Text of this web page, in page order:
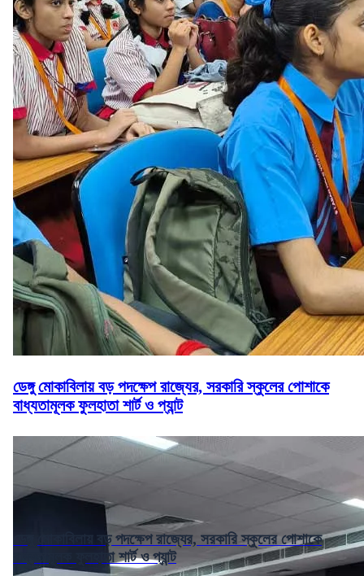
ডেঙ্গু মোকাবিলায় বড় পদক্ষেপ রাজ্যের, সরকারি স্কুলের পোশাকে
বাধ্যতামূলক ফুলহাতা শার্ট ও প্যান্ট
ডেঙ্গু মোকাবিলায় বড় পদক্ষেপ রাজ্যের, সরকারি স্কুলের পোশাকে
বাধ্যতামূলক ফুলহাতা শার্ট ও প্যান্ট